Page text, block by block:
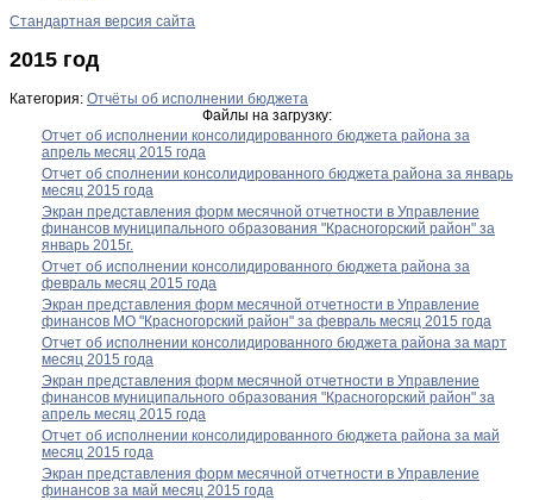
Стандартная версия сайта
2015 год
Категория: Отчёты об исполнении бюджета
Файлы на загрузку:
Отчет об исполнении консолидированного бюджета района за
апрель месяц 2015 года
Отчет об сполнении консолидированного бюджета района за январь
месяц 2015 года
Экран представления форм месячной отчетности в Управление
финансов муниципального образования "Красногорский район" за
январь 2015г.
Отчет об исполнении консолидированного бюджета района за
февраль месяц 2015 года
Экран представления форм месячной отчетности в Управление
финансов МО "Красногорский район" за февраль месяц 2015 года
Отчет об исполнении консолидированного бюджета района за март
месяц 2015 года
Экран представления форм месячной отчетности в Управление
финансов муниципального образования "Красногорский район" за
апрель месяц 2015 года
Отчет об исполнении консолидированного бюджета района за май
месяц 2015 года
Экран представления форм месячной отчетности в Управление
финансов за май месяц 2015 года